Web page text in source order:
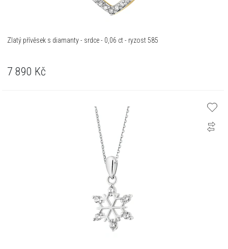
Zlatý přívěsek s diamanty - srdce - 0,06 ct - ryzost 585
7 890 Kč